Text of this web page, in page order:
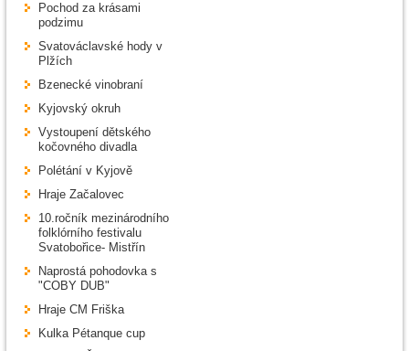
Pochod za krásami
podzimu
Svatováclavské hody v
Plžích
Bzenecké vinobraní
Kyjovský okruh
Vystoupení dětského
kočovného divadla
Polétání v Kyjově
Hraje Začalovec
10.ročník mezinárodního
folklórního festivalu
Svatobořice- Mistřín
Naprostá pohodovka s
"COBY DUB"
Hraje CM Friška
Kulka Pétanque cup